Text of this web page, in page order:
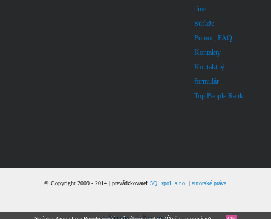
tíme
Súťaže
Pomoc, FAQ
Kontakty
Kontaktný
formulár
Top People Rank
© Copyright 2009 - 2014 | prevádzkovateľ5Q, spol. s r.o. |autorské práva